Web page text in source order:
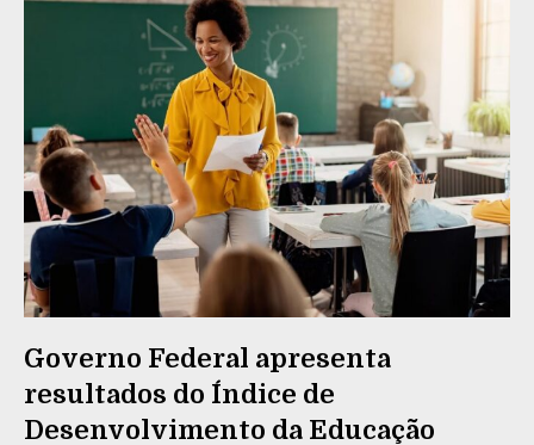
Governo Federal apresenta
resultados do Índice de
Desenvolvimento da Educação